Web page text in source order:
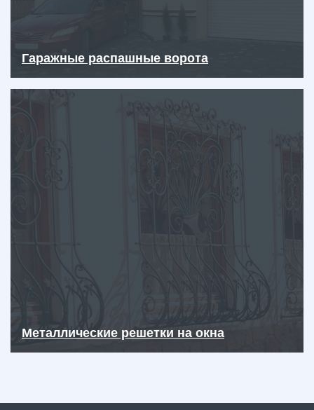
Гаражные распашные ворота
Металлические решетки на окна